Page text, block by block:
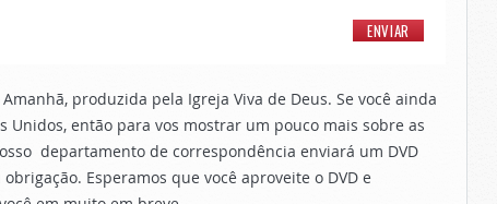
produzida pela Igreja Viva de Deus. Se você ainda
Unidos, então para vos mostrar um pouco mais sobre as
departamento de correspondência enviará um DVD
Esperamos que você aproveite o DVD e